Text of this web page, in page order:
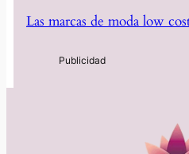
Las marcas de moda low